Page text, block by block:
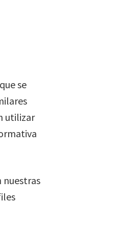
se
utilizar
nuestras